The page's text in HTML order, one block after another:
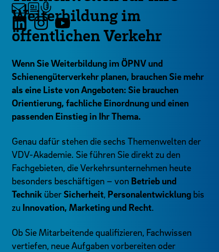
Weiterbildung im
öffentlichen Verkehr
Wenn Sie Weiterbildung im ÖPNV und
Schienengüterverkehr planen, brauchen Sie mehr
als eine Liste von Angeboten: Sie brauchen
Orientierung, fachliche Einordnung und einen
passenden Einstieg in Ihr Thema.
Genau dafür stehen die sechs Themenwelten der
VDV-Akademie. Sie führen Sie direkt zu den
Fachgebieten, die Verkehrsunternehmen heute
besonders beschäftigen – von Betrieb und
Technik überSicherheit, Personalentwicklung bis
zu Innovation, Marketing und Recht.
Ob Sie Mitarbeitende qualifizieren, Fachwissen
vertiefen, neue Aufgaben vorbereiten oder